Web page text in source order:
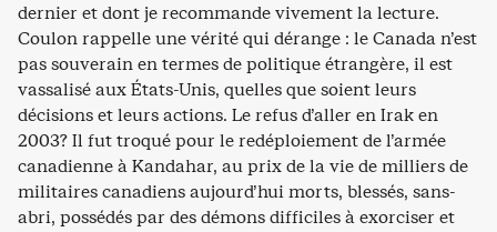
dernier et dont je recommande vivement la lecture.
Coulon rappelle une vérité qui dérange : le Canada n’est
pas souverain en termes de politique étrangère, il est
vassalisé aux États-Unis, quelles que soient leurs
décisions et leurs actions. Le refus d’aller en Irak en
2003? Il fut troqué pour le redéploiement de l’armée
canadienne à Kandahar, au prix de la vie de milliers de
militaires canadiens aujourd’hui morts, blessés, sans-
abri, possédés par des démons difficiles à exorciser et